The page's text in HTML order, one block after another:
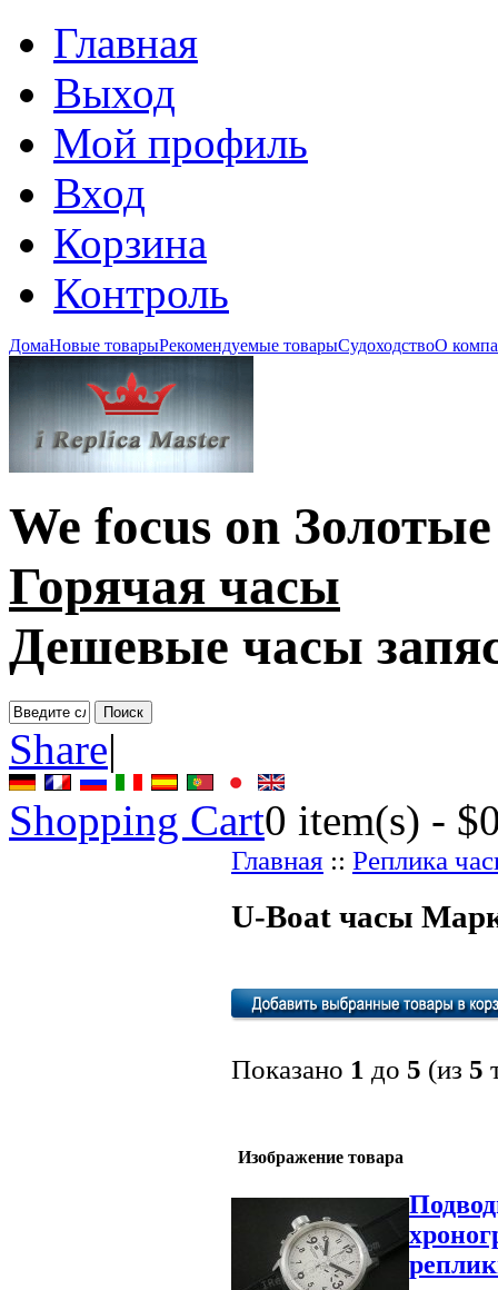
Главная
Выход
Мой профиль
Вход
Корзина
Контроль
ДомаНовые товарыРекомендуемые товарыСудоходствоО
We focus on
Горячая часы
Дешевые часы
Share|
Shopping Cart0 item(s) -
Главная :: Реплика
U-Boat часы
Показано 1 до 5 (из 5
Изображение товара